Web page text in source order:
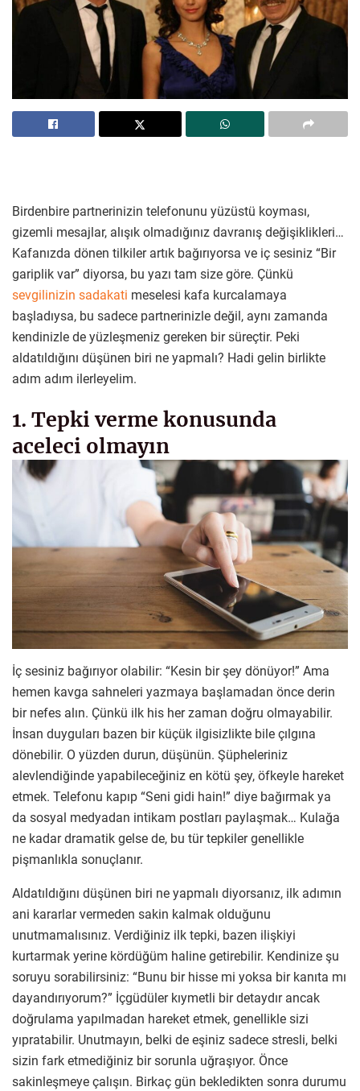
Birdenbire partnerinizin telefonunu yüzüstü koyması,
gizemli mesajlar, alışık olmadığınız davranış değişiklikleri…
Kafanızda dönen tilkiler artık bağırıyorsa ve iç sesiniz “Bir
gariplik var” diyorsa, bu yazı tam size göre. Çünkü
sevgilinizin sadakati meselesi kafa kurcalamaya
başladıysa, bu sadece partnerinizle değil, aynı zamanda
kendinizle de yüzleşmeniz gereken bir süreçtir. Peki
aldatıldığını düşünen biri ne yapmalı? Hadi gelin birlikte
adım adım ilerleyelim.
1. Tepki verme konusunda
aceleci olmayın
İç sesiniz bağırıyor olabilir: “Kesin bir şey dönüyor!” Ama
hemen kavga sahneleri yazmaya başlamadan önce derin
bir nefes alın. Çünkü ilk his her zaman doğru olmayabilir.
İnsan duyguları bazen bir küçük ilgisizlikte bile çılgına
dönebilir. O yüzden durun, düşünün. Şüpheleriniz
alevlendiğinde yapabileceğiniz en kötü şey, öfkeyle hareket
etmek. Telefonu kapıp “Seni gidi hain!” diye bağırmak ya
da sosyal medyadan intikam postları paylaşmak… Kulağa
ne kadar dramatik gelse de, bu tür tepkiler genellikle
pişmanlıkla sonuçlanır.
Aldatıldığını düşünen biri ne yapmalı diyorsanız, ilk adımın
ani kararlar vermeden sakin kalmak olduğunu
unutmamalısınız. Verdiğiniz ilk tepki, bazen ilişkiyi
kurtarmak yerine kördüğüm haline getirebilir. Kendinize şu
soruyu sorabilirsiniz: “Bunu bir hisse mi yoksa bir kanıta mı
dayandırıyorum?” İçgüdüler kıymetli bir detaydır ancak
doğrulama yapılmadan hareket etmek, genellikle sizi
yıpratabilir. Unutmayın, belki de eşiniz sadece stresli, belki
sizin fark etmediğiniz bir sorunla uğraşıyor. Önce
sakinleşmeye çalışın. Birkaç gün bekledikten sonra durumu